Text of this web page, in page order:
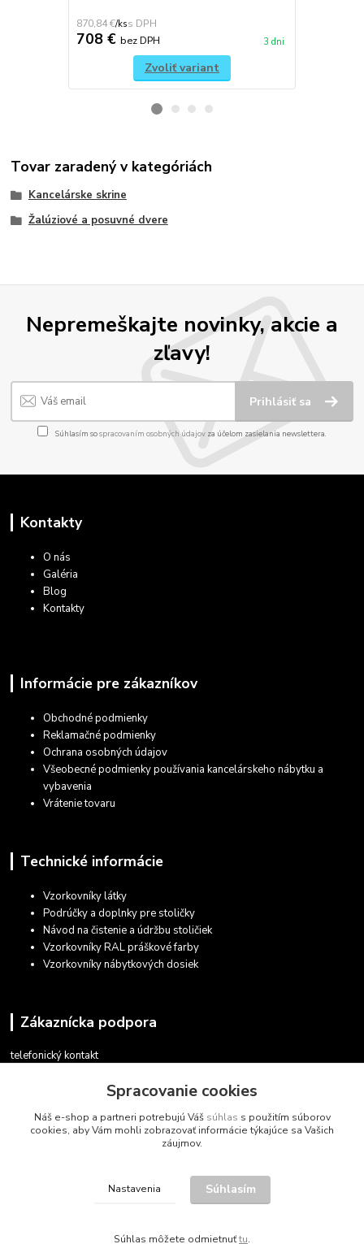
870,84 €/ks
708 € bez DPH 3 dni
Zvoliť variant
Tovar zaradený v kategóriách
Kancelárske skrine
Žalúziové a posuvné dvere
Nepremeškajte novinky, akcie a
zľavy!
Prihlásiť sa
Súhlasím sospracovaním osobných údajov za účelom zasielania newslettera.
Kontakty
O nás
Galéria
Blog
Kontakty
Informácie pre zákazníkov
Obchodné podmienky
Reklamačné podmienky
Ochrana osobných údajov
Všeobecné podmienky používania kancelárskeho nábytku a
vybavenia
Vrátenie tovaru
Technické informácie
Vzorkovníky látky
Podrúčky a doplnky pre stoličky
Návod na čistenie a údržbu stoličiek
Vzorkovníky RAL práškové farby
Vzorkovníky nábytkových dosiek
Zákaznícka podpora
telefonický kontakt
v pracovných dňoch 08.30 - 16.00
obchod@marketsk.sk
© 2013 - 2026
Spracovanie cookies
Náš e-shop a partneri potrebujú Váš súhlas s použitím súborov
cookies, aby Vám mohli zobrazovať informácie týkajúce sa Vašich
záujmov.
Nastavenia Súhlasím
Súhlas môžete odmietnuťtu.